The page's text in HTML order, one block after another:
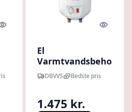
Quick look Quick
El
Varmtvandsbeholder
15 L - Til
ophængning, studse
DBVVS Bedste pris
1.475 kr.